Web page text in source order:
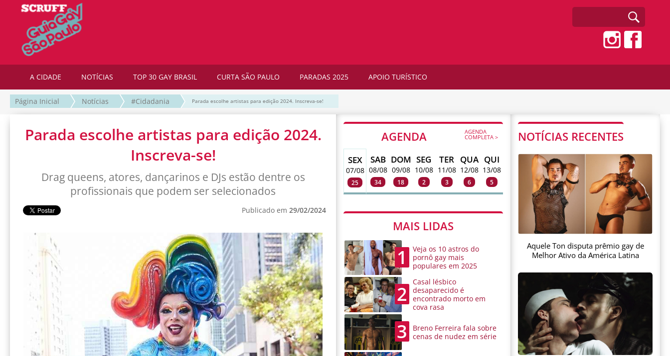
A CIDADE NOTÍCIAS TOP 30 GAY BRASIL CURTA SÃO PAULO PARADAS 2025 APOIO TURÍSTICO
Página Inicial Notícias #Cidadania Parada escolhe artistas para edição 2024. Inscreva-se!
Parada escolhe artistas para edição 2024.
Inscreva-se!
Drag queens, atores, dançarinos e DJs estão dentre os
profissionais que podem ser selecionados
Publicado em 29/02/2024
AGENDA AGENDA
COMPLETA >
SEX
07/08
25
SAB
08/08
34
DOM
09/08
18
SEG
10/08
2
TER
11/08
3
QUA
12/08
6
QUI
13/08
5
MAIS LIDAS
1
Veja os 10 astros do
pornô gay mais
populares em 2025
2
Casal lésbico
desaparecido é
encontrado morto em
cova rasa
3
Breno Ferreira fala sobre
cenas de nudez em série
NOTÍCIAS RECENTES
Aquele Ton disputa prêmio gay de
Melhor Ativo da América Latina